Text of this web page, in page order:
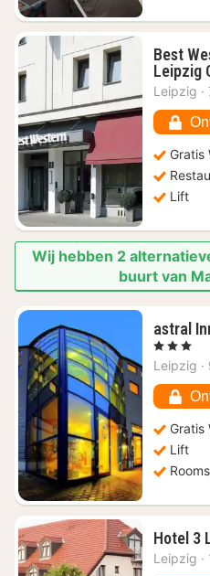
Best
Leipzig
Leipzig ·
Gratis
Lift
Wij hebben 2
buurt van
astral
, 3 Sterren
Leipzig ·
Gratis
Lift
Hotel 3
Leipzig ·